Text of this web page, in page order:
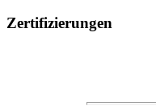
Zertifizierungen